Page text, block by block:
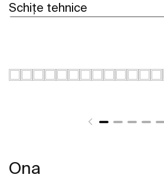
Schițe tehnice
Ona